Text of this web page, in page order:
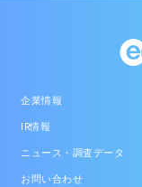
企業情報
IR情報
ニュース・調査データ
お問い合わせ